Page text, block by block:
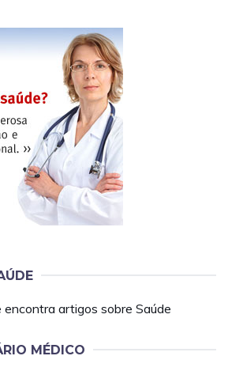
encontra artigos sobre Saúde
MÉDICO